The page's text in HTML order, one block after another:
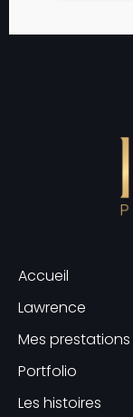
Accueil
Lawrence
Mes prestations
Portfolio
Les histoires